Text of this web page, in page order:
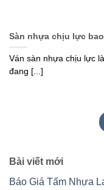
Sàn nhựa chịu lực
Ván sàn nhựa chịu lực
đang [...]
Bài viết mới
Báo Giá Tấm Nhựa